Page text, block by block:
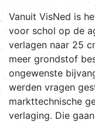
Vanuit VisNed is
voor schol op de
verlagen naar 25
meer grondstof
ongewenste
werden vragen
markttechnische
verlaging. Die